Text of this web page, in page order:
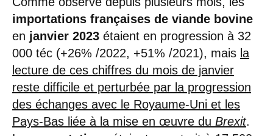
importations françaises de viande bovine
en janvier 2023 étaient en progression à 32
000 téc (+26% /2022, +51% /2021), mais la
lecture de ces chiffres du mois de janvier
reste difficile et perturbée par la progression
des échanges avec le Royaume-Uni et les
Pays-Bas liée à la mise en œuvre du Brexit.